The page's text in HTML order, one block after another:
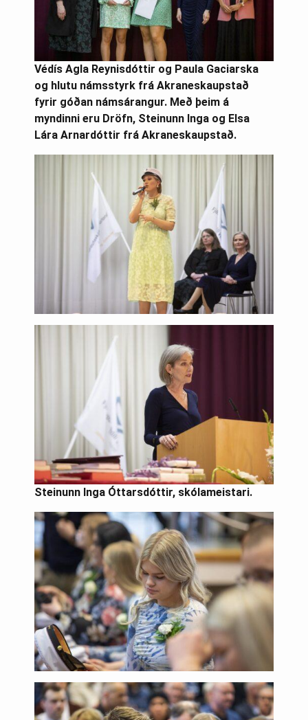
Védís Agla Reynisdóttir og Paula Gaciarska
og hlutu námsstyrk frá Akraneskaupstað
fyrir góðan námsárangur. Með þeim á
myndinni eru Dröfn, Steinunn Inga og Elsa
Lára Arnardóttir frá Akraneskaupstað.
Steinunn Inga Óttarsdóttir, skólameistari.